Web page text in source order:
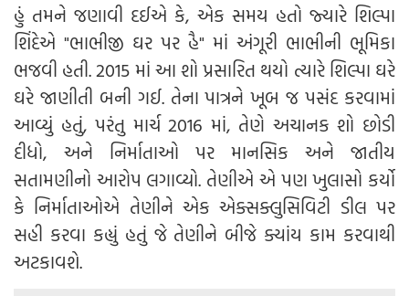
હું તમને જણાવી દઈએ કે, એક સમય હતો જ્યારે શિલ્પા
શિંદેએ "ભાભીજી ઘર પર હૈ" માં અંગૂરી ભાભીની ભૂમિકા
ભજવી હતી. 2015 માં આ શો પ્રસારિત થયો ત્યારે શિલ્પા ઘરે
ઘરે જાણીતી બની ગઈ. તેના પાત્રને ખૂબ જ પસંદ કરવામાં
આવ્યું હતું, પરંતુ માર્ચ 2016 માં, તેણે અચાનક શો છોડી
દીધો, અને નિર્માતાઓ પર માનસિક અને જાતીય
સતામણીનો આરોપ લગાવ્યો. તેણીએ એ પણ ખુલાસો કર્યો
કે નિર્માતાઓએ તેણીને એક એક્સક્લુસિવિટી ડીલ પર
સહી કરવા કહ્યું હતું જે તેણીને બીજે ક્યાંય કામ કરવાથી
અટકાવશે.